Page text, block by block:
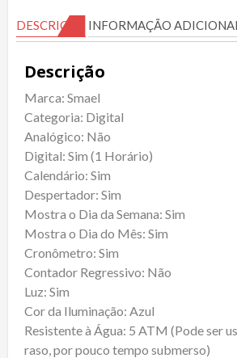
DESCRIÇÃO INFORMAÇÃO
Descrição
Marca: Smael
Categoria: Digital
Analógico: Não
Digital: Sim (1 Horário)
Calendário: Sim
Despertador: Sim
Mostra o Dia da Semana: Sim
Mostra o Dia do Mês: Sim
Cronômetro: Sim
Contador Regressivo: Não
Luz: Sim
Cor da Iluminação: Azul
Resistente à Água: 5 ATM (Pode ser
raso, por pouco tempo submerso)